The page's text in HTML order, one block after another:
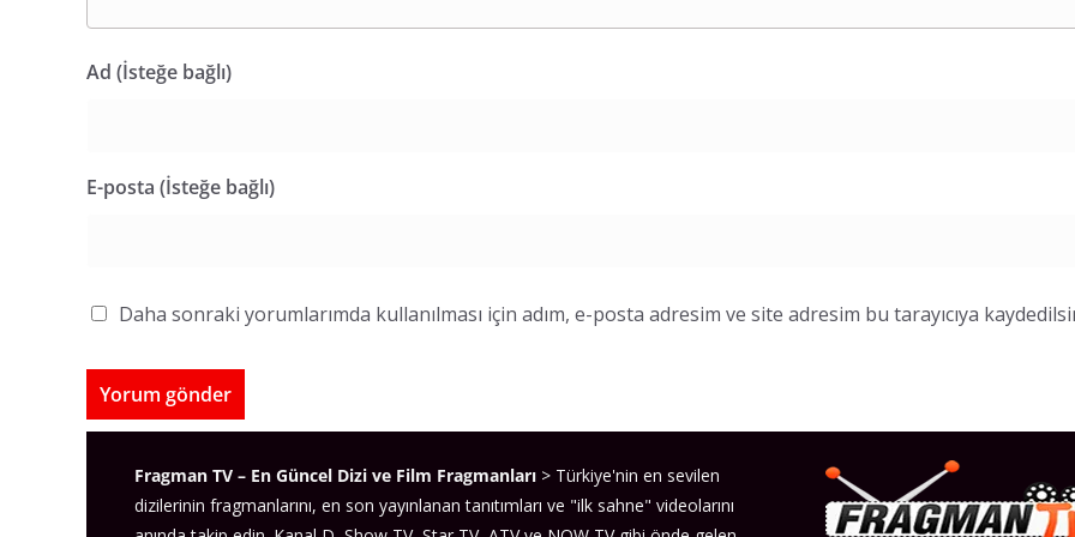
Ad (İsteğe bağlı)
E-posta (İsteğe bağlı)
Daha sonraki yorumlarımda kullanılması için adım, e-posta adresim ve site adresim bu tarayıcıya
Fragman TV – En Güncel Dizi ve Film Fragmanları > Türkiye'nin en sevilen
dizilerinin fragmanlarını, en son yayınlanan tanıtımları ve "ilk sahne" videolarını